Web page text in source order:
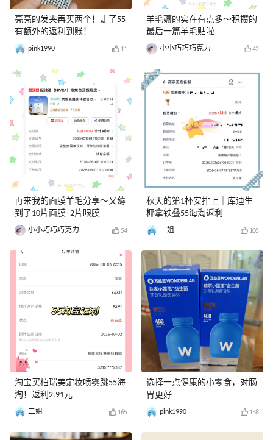
亮亮的发夹再买两个！走了55
有额外的返利到账！
pink1990 11
再来我的面膜羊毛分享～又薅
到了10片面膜+2片眼膜
小小巧巧巧克力 54
淘宝买柏瑞美定妆喷雾跳55海
淘！返利2.91元
二姐 165
羊毛薅的实在有点多～积攒的
最后一篇羊毛贴啦
小小巧巧巧克力 42
秋天的第1杯安排上｜库迪生
椰拿铁叠55海淘返利
二姐 105
选择一点健康的小零食，对肠
胃更好
pink1990 158